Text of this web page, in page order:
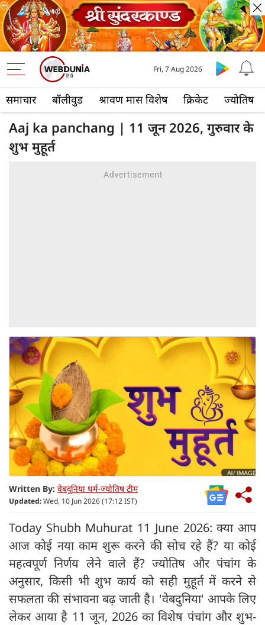
समाचार बॉलीवुड श्रावण मास विशेष क्रिकेट ज्योतिष
Fri, 7 Aug 2026
Aaj ka panchang | 11 जून 2026, गुरुवार के
शुभ मुहूर्त
Written By: वेबदुनिया धर्म-ज्योतिष टीम
Updated:Wed, 10 Jun 2026 (17:12 IST)
Today Shubh Muhurat 11 June 2026: क्या आप
आज कोई नया काम शुरू करने की सोच रहे हैं? या कोई
महत्वपूर्ण निर्णय लेने वाले हैं? ज्योतिष और पंचांग के
अनुसार, किसी भी शुभ कार्य को सही मुहूर्त में करने से
सफलता की संभावना बढ़ जाती है। 'वेबदुनिया' आपके लिए
लेकर आया है 11 जून, 2026 का विशेष पंचांग और शुभ-